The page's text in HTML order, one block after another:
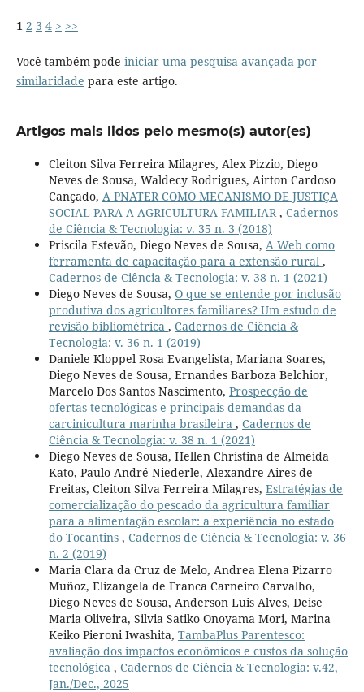
1 2 3 4 > >>
Você também pode iniciar uma pesquisa avançada por
similaridade para este artigo.
Artigos mais lidos pelo mesmo(s) autor(es)
Cleiton Silva Ferreira Milagres, Alex Pizzio, Diego
Neves de Sousa, Waldecy Rodrigues, Airton Cardoso
Cançado, A PNATER COMO MECANISMO DE JUSTIÇA
SOCIAL PARA A AGRICULTURA FAMILIAR , Cadernos
de Ciência & Tecnologia: v. 35 n. 3 (2018)
Priscila Estevão, Diego Neves de Sousa, A Web como
ferramenta de capacitação para a extensão rural ,
Cadernos de Ciência & Tecnologia: v. 38 n. 1 (2021)
Diego Neves de Sousa, O que se entende por inclusão
produtiva dos agricultores familiares? Um estudo de
revisão bibliométrica , Cadernos de Ciência &
Tecnologia: v. 36 n. 1 (2019)
Daniele Kloppel Rosa Evangelista, Mariana Soares,
Diego Neves de Sousa, Ernandes Barboza Belchior,
Marcelo Dos Santos Nascimento, Prospecção de
ofertas tecnológicas e principais demandas da
carcinicultura marinha brasileira , Cadernos de
Ciência & Tecnologia: v. 38 n. 1 (2021)
Diego Neves de Sousa, Hellen Christina de Almeida
Kato, Paulo André Niederle, Alexandre Aires de
Freitas, Cleiton Silva Ferreira Milagres, Estratégias de
comercialização do pescado da agricultura familiar
para a alimentação escolar: a experiência no estado
do Tocantins , Cadernos de Ciência & Tecnologia: v. 36
n. 2 (2019)
Maria Clara da Cruz de Melo, Andrea Elena Pizarro
Muñoz, Elizangela de Franca Carneiro Carvalho,
Diego Neves de Sousa, Anderson Luis Alves, Deise
Maria Oliveira, Silvia Satiko Onoyama Mori, Marina
Keiko Pieroni Iwashita, TambaPlus Parentesco:
avaliação dos impactos econômicos e custos da solução
tecnológica , Cadernos de Ciência & Tecnologia: v.42,
Jan./Dec., 2025